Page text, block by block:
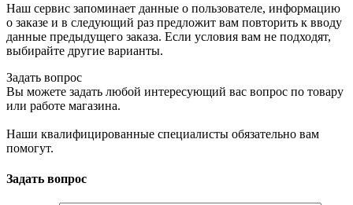
Наш сервис запоминает данные о пользователе, информацию
о заказе и в следующий раз предложит вам повторить к вводу
данные предыдущего заказа. Если условия вам не подходят,
выбирайте другие варианты.
Задать вопрос
Вы можете задать любой интересующий вас вопрос по товару
или работе магазина.
Наши квалифицированные специалисты обязательно вам
помогут.
Задать вопрос